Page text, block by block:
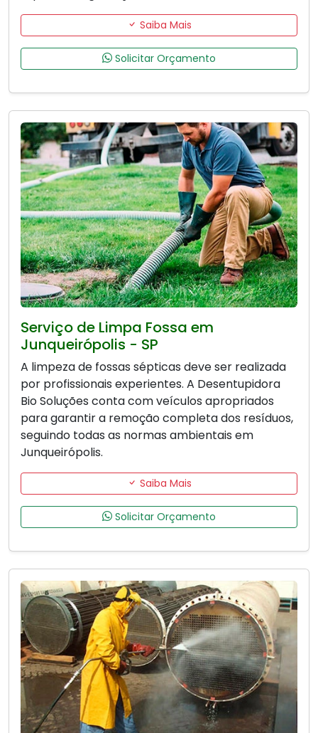
Saiba Mais
Solicitar Orçamento
Serviço de Limpa Fossa em
Junqueirópolis - SP
A limpeza de fossas sépticas deve ser realizada
por profissionais experientes. A Desentupidora
Bio Soluções conta com veículos apropriados
para garantir a remoção completa dos resíduos,
seguindo todas as normas ambientais em
Junqueirópolis.
Saiba Mais
Solicitar Orçamento